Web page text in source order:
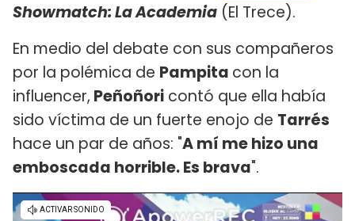
Showmatch: La Academia (El Trece).
En medio del debate con sus compañeros
por la polémica de Pampita con la
influencer, Peñoñori contó que ella había
sido víctima de un fuerte enojo de Tarrés
hace un par de años: "A mí me hizo una
emboscada horrible. Es brava".